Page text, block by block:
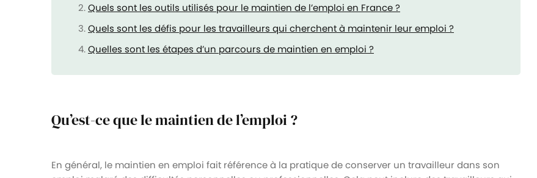
Quels sont les outils utilisés pour le maintien de l’emploi en France ?
Quels sont les défis pour les travailleurs qui cherchent à maintenir leur emploi ?
Quelles sont les étapes d’un parcours de maintien en emploi ?
Qu’est-ce que le maintien de l’emploi ?
En général, le maintien en emploi fait référence à la pratique de conserver un travailleur dans son